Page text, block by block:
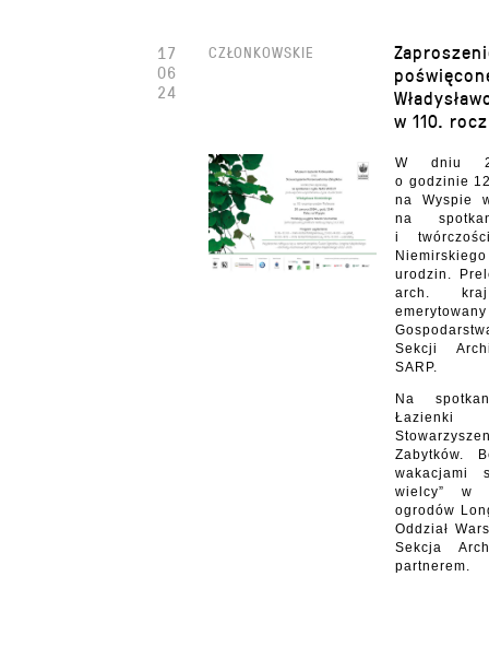
w 110.
CZŁONKOWSKIE
W dniu
o godzinie
na Wyspie
na
i
urodzin.
arch.
Sekcji
SARP.
Na
Zabytków.
wakacjami
wielcy” w
ogrodów
Oddział
Sekcja
partnerem.
17
06
24